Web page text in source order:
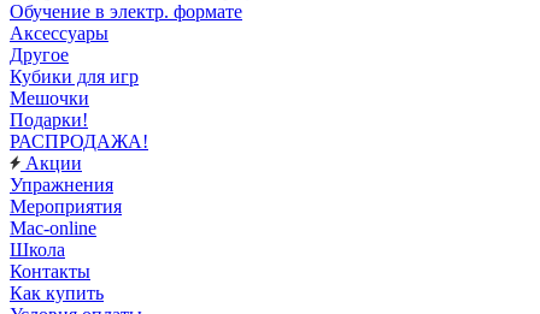
Обучение в электр. формате
Аксессуары
Другое
Кубики для игр
Мешочки
Подарки!
РАСПРОДАЖА!
Акции
Упражнения
Мероприятия
Mac-online
Школа
Контакты
Как купить